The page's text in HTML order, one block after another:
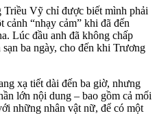
Triều Vỹ chỉ được biết mình phải
cảnh “nhạy cảm” khi đã đến
Lúc đầu anh đã không chấp
ba ngày, cho đến khi Trương
xạ tiết dài đến ba giờ, nhưng
lớn nội dung – bao gồm cả mối
những nhân vật nữ, để có một